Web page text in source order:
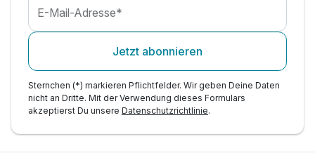
E-Mail-Adresse*
Jetzt abonnieren
Sternchen (*) markieren Pflichtfelder. Wir geben Deine Daten
nicht an Dritte. Mit der Verwendung dieses Formulars
akzeptierst Du unsere Datenschutzrichtlinie.